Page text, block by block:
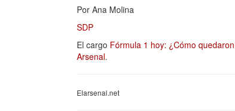
Por Ana Molina
SDP
El cargo Fórmula 1 hoy: ¿Cómo
Arsenal.
Elarsenal.net